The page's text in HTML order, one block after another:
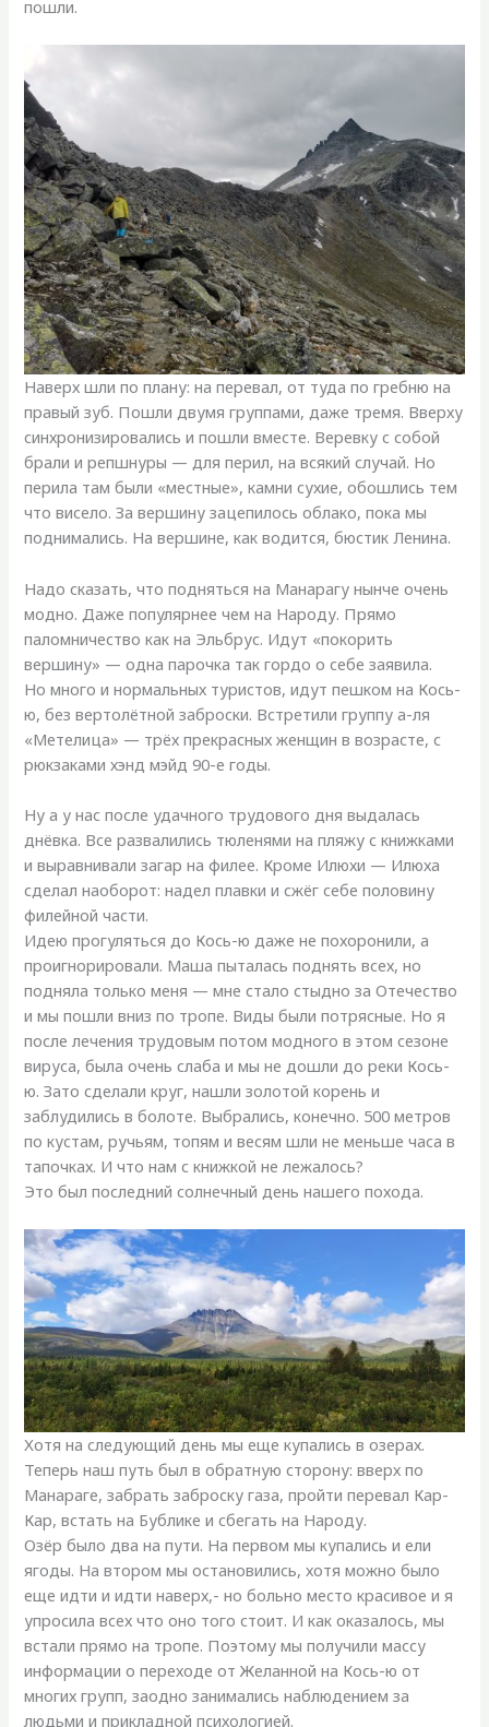
пошли.
Наверх шли по плану: на перевал, от туда по гребню на
правый зуб. Пошли двумя группами, даже тремя. Вверху
синхронизировались и пошли вместе. Веревку с собой
брали и репшнуры — для перил, на всякий случай. Но
перила там были «местные», камни сухие, обошлись тем
что висело. За вершину зацепилось облако, пока мы
поднимались. На вершине, как водится, бюстик Ленина.
Надо сказать, что подняться на Манарагу нынче очень
модно. Даже популярнее чем на Народу. Прямо
паломничество как на Эльбрус. Идут «покорить
вершину» — одна парочка так гордо о себе заявила.
Но много и нормальных туристов, идут пешком на Кось-
ю, без вертолётной заброски. Встретили группу а-ля
«Метелица» — трёх прекрасных женщин в возрасте, с
рюкзаками хэнд мэйд 90-е годы.
Ну а у нас после удачного трудового дня выдалась
днёвка. Все развалились тюленями на пляжу с книжками
и выравнивали загар на филее. Кроме Илюхи — Илюха
сделал наоборот: надел плавки и сжёг себе половину
филейной части.
Идею прогуляться до Кось-ю даже не похоронили, а
проигнорировали. Маша пыталась поднять всех, но
подняла только меня — мне стало стыдно за Отечество
и мы пошли вниз по тропе. Виды были потрясные. Но я
после лечения трудовым потом модного в этом сезоне
вируса, была очень слаба и мы не дошли до реки Кось-
ю. Зато сделали круг, нашли золотой корень и
заблудились в болоте. Выбрались, конечно. 500 метров
по кустам, ручьям, топям и весям шли не меньше часа в
тапочках. И что нам с книжкой не лежалось?
Это был последний солнечный день нашего похода.
Хотя на следующий день мы еще купались в озерах.
Теперь наш путь был в обратную сторону: вверх по
Манараге, забрать заброску газа, пройти перевал Кар-
Кар, встать на Бублике и сбегать на Народу.
Озёр было два на пути. На первом мы купались и ели
ягоды. На втором мы остановились, хотя можно было
еще идти и идти наверх,- но больно место красивое и я
упросила всех что оно того стоит. И как оказалось, мы
встали прямо на тропе. Поэтому мы получили массу
информации о переходе от Желанной на Кось-ю от
многих групп, заодно занимались наблюдением за
людьми и прикладной психологией.